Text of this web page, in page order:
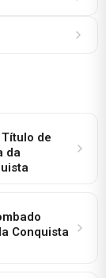
de
da
Conquista